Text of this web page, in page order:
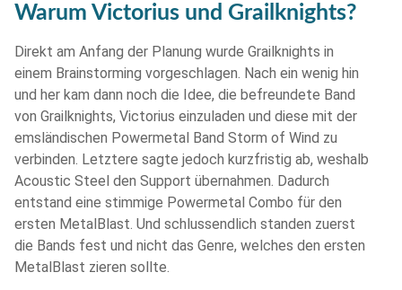
Warum Victorius und Grailknights?
Direkt am Anfang der Planung wurde Grailknights in
einem Brainstorming vorgeschlagen. Nach ein wenig hin
und her kam dann noch die Idee, die befreundete Band
von Grailknights, Victorius einzuladen und diese mit der
emsländischen Powermetal Band Storm of Wind zu
verbinden. Letztere sagte jedoch kurzfristig ab, weshalb
Acoustic Steel den Support übernahmen. Dadurch
entstand eine stimmige Powermetal Combo für den
ersten MetalBlast. Und schlussendlich standen zuerst
die Bands fest und nicht das Genre, welches den ersten
MetalBlast zieren sollte.